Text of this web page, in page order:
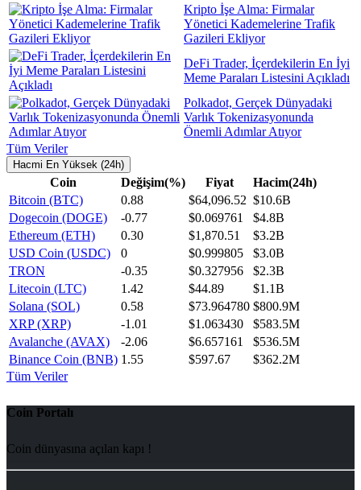
Kripto İşe Alma: Firmalar
Yönetici Kademelerine Trafik
Gazileri Ekliyor
DeFi Trader, İçerdekilerin En İyi
Meme Paraları Listesini Açıkladı
Polkadot, Gerçek Dünyadaki
Varlık Tokenizasyonunda
Önemli Adımlar Atıyor
Tüm Veriler
Hacmi En Yüksek (24h)
Coin Değişim(%) Fiyat
Hacim(24h)
Bitcoin (BTC)
0.88 $64,096.52 $10.6B
Dogecoin (DOGE)
-0.77 $0.069761
$4.8B
Ethereum (ETH)
0.30 $1,870.51
$3.2B
USD Coin (USDC)
0 $0.999805
$3.0B
TRON
-0.35 $0.327956
$2.3B
Litecoin (LTC)
1.42 $44.89
$1.1B
Solana (SOL)
0.58 $73.964780 $800.9M
XRP (XRP)
-1.01 $1.063430
$583.5M
Avalanche (AVAX)
-2.06 $6.657161
$536.5M
Binance Coin (BNB) 1.55 $597.67
$362.2M
Tüm Veriler
Coin Portalı
Coin dünyasına açılan kapı !